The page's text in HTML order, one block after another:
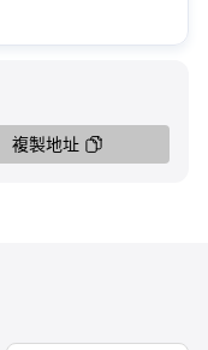
複製地址